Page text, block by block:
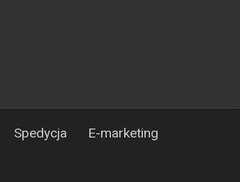
Spedycja
E-marketing